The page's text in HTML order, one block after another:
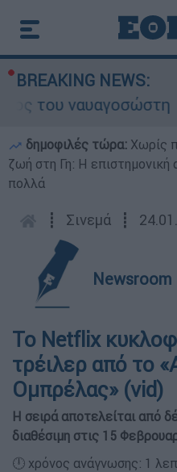
BREAKING NEWS:
του ναυαγοσώστη
δημοφιλές τώρα: Χωρίς
ζωή στη Γη: Η
πολλά
┋ Σινεμά ┋
Newsroom
Το Netflix
τρέιλερ από το
Ομπρέλας» (vid)
Η σειρά αποτελείται από
διαθέσιμη στις 15
🕛 χρόνος ανάγνωσης: 1